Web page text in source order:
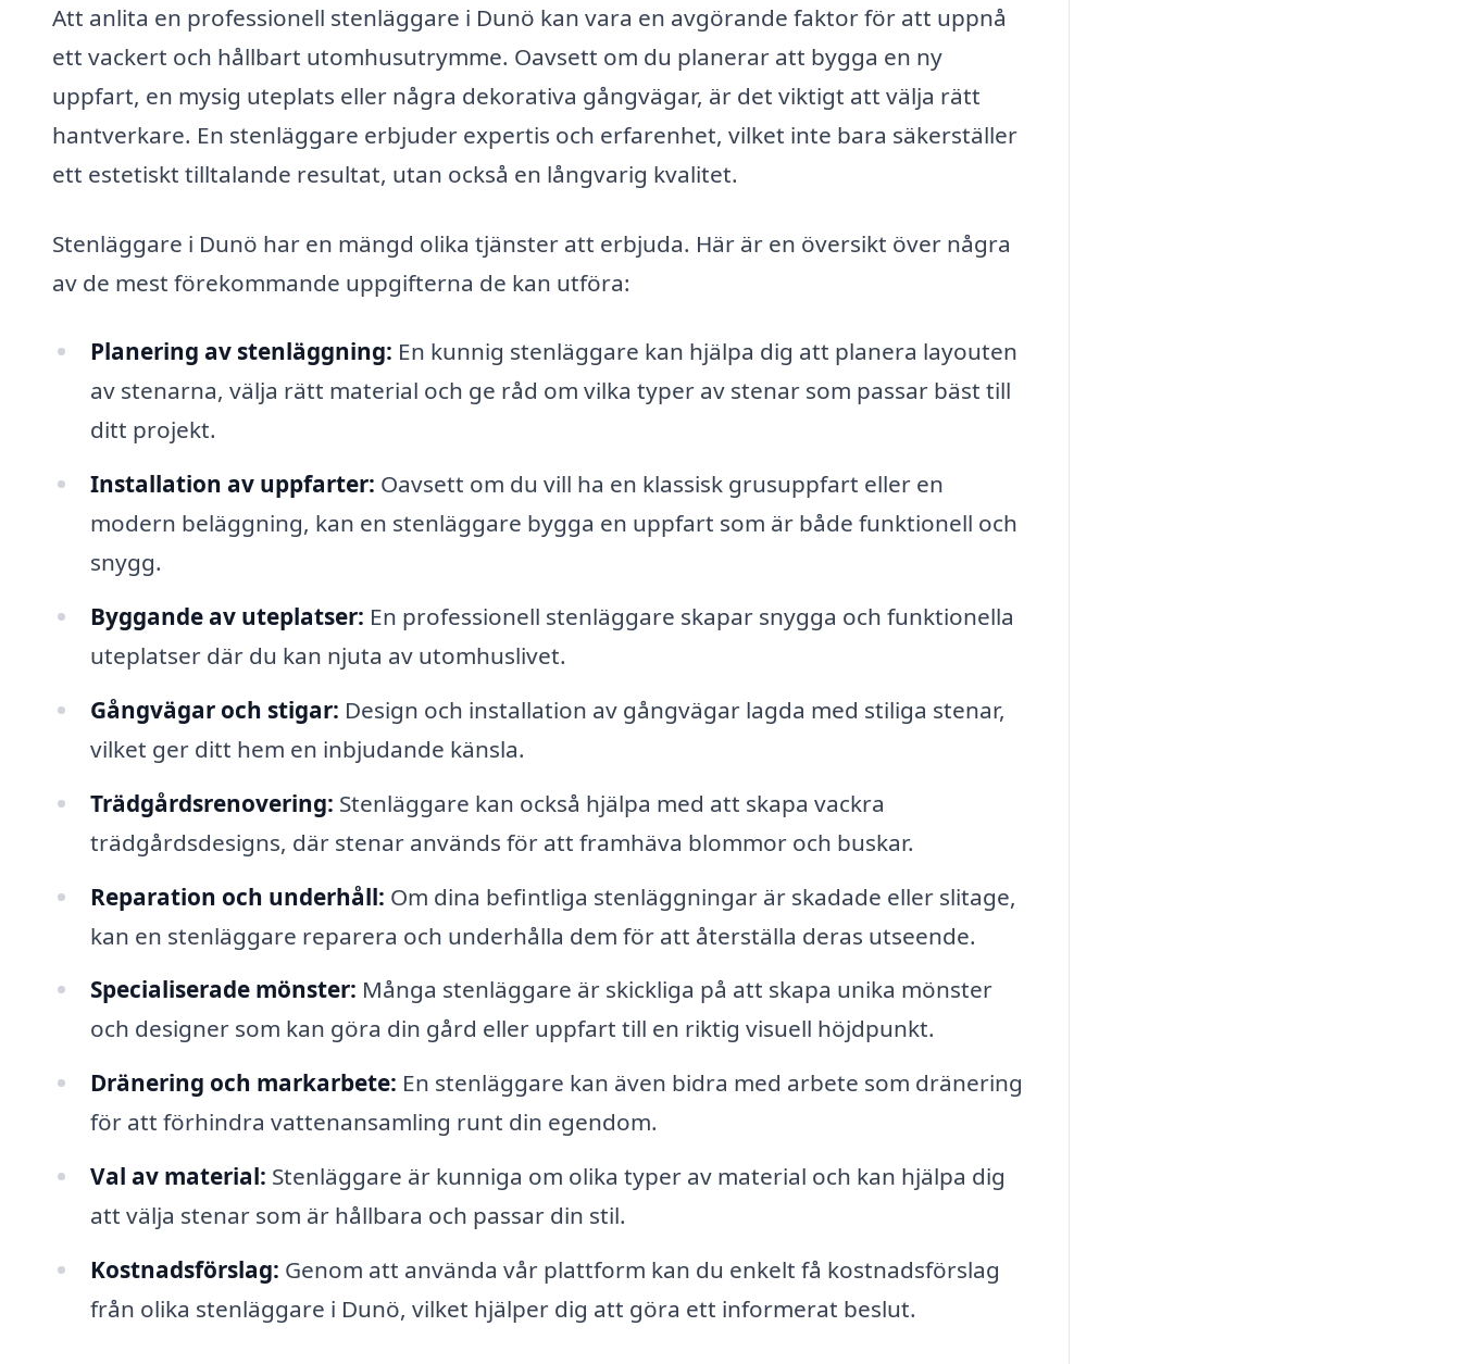
Att anlita en professionell stenläggare i Dunö kan vara en avgörande faktor för att uppnå
ett vackert och hållbart utomhusutrymme. Oavsett om du planerar att bygga en ny
uppfart, en mysig uteplats eller några dekorativa gångvägar, är det viktigt att välja rätt
hantverkare. En stenläggare erbjuder expertis och erfarenhet, vilket inte bara säkerställer
ett estetiskt tilltalande resultat, utan också en långvarig kvalitet.
Stenläggare i Dunö har en mängd olika tjänster att erbjuda. Här är en översikt över några
av de mest förekommande uppgifterna de kan utföra:
Planering av stenläggning: En kunnig stenläggare kan hjälpa dig att planera layouten
av stenarna, välja rätt material och ge råd om vilka typer av stenar som passar bäst till
ditt projekt.
Installation av uppfarter: Oavsett om du vill ha en klassisk grusuppfart eller en
modern beläggning, kan en stenläggare bygga en uppfart som är både funktionell och
snygg.
Byggande av uteplatser: En professionell stenläggare skapar snygga och funktionella
uteplatser där du kan njuta av utomhuslivet.
Gångvägar och stigar: Design och installation av gångvägar lagda med stiliga stenar,
vilket ger ditt hem en inbjudande känsla.
Trädgårdsrenovering: Stenläggare kan också hjälpa med att skapa vackra
trädgårdsdesigns, där stenar används för att framhäva blommor och buskar.
Reparation och underhåll: Om dina befintliga stenläggningar är skadade eller slitage,
kan en stenläggare reparera och underhålla dem för att återställa deras utseende.
Specialiserade mönster: Många stenläggare är skickliga på att skapa unika mönster
och designer som kan göra din gård eller uppfart till en riktig visuell höjdpunkt.
Dränering och markarbete: En stenläggare kan även bidra med arbete som dränering
för att förhindra vattenansamling runt din egendom.
Val av material: Stenläggare är kunniga om olika typer av material och kan hjälpa dig
att välja stenar som är hållbara och passar din stil.
Kostnadsförslag: Genom att använda vår plattform kan du enkelt få kostnadsförslag
från olika stenläggare i Dunö, vilket hjälper dig att göra ett informerat beslut.